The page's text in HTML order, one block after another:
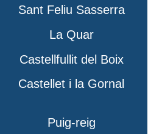
Sant Feliu Sasserra
La Quar
Castellfullit del Boix
Castellet i la Gornal
Puig-reig